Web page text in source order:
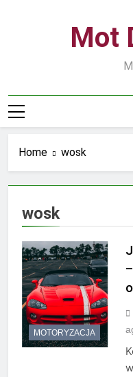
Mot
Home wosk
wosk
MOTORYZACJA